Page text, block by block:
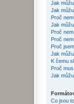
Jak
Jak
Proč
Jak
Proč
Proč
Proč
Jak
K čemu
Proč
Jak
Co jsou